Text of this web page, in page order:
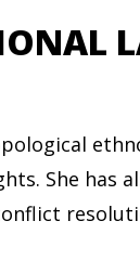
She has